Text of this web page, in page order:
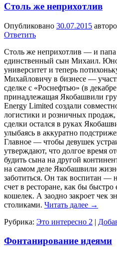
Столь же неприхотлив
Опубликовано 30.07.2015
Ответить
Столь же неприхотлив — и
единствен­ный сын Михаил.
университет и теперь
Михайловичу в бизнесе —
сделке с «Роснефтью» (в
принадле­жащая Якобашвили
Energy Limited создали
логистики и роз­ничных
сделки остался в руках
улыбаясь в аккуратно
Главное — чтобы девушек
утверждают, что долгое время
будить сына на другой
на самом деле Якобашвили
заботиться. Он так воспитан —
счет в ресторане, как бы
кошелек. А заодно закроет чек
столиками. Читать далее →
Рубрика: Это интересно 2 |
Фонтанирование идеями